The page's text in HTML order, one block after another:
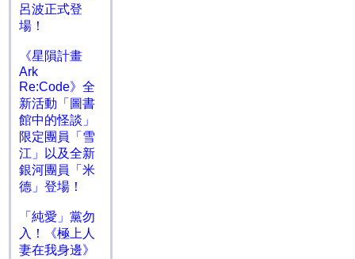
呂波正式登
場！
《星隕計畫
Ark
Re:Code》全
新活動「圖書
館中的怪談」
限定團員「雪
江」以及全新
銀河團員「米
德」登場！
「純愛」黨勿
入！《極上人
妻在我身邊》